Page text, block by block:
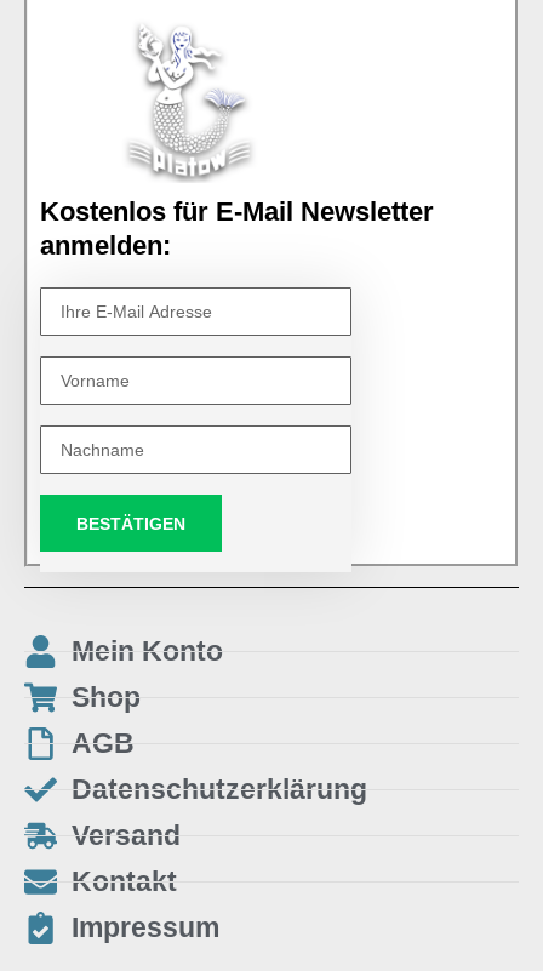
Kostenlos für E-Mail Newsletter
anmelden:
BESTÄTIGEN
Mein Konto
Shop
AGB
Datenschutzerklärung
Versand
Kontakt
Impressum